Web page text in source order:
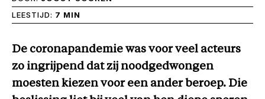
LEESTIJD: 7 MIN
De coronapandemie was voor veel acteurs
zo ingrijpend dat zij noodgedwongen
moesten kiezen voor een ander beroep. Die